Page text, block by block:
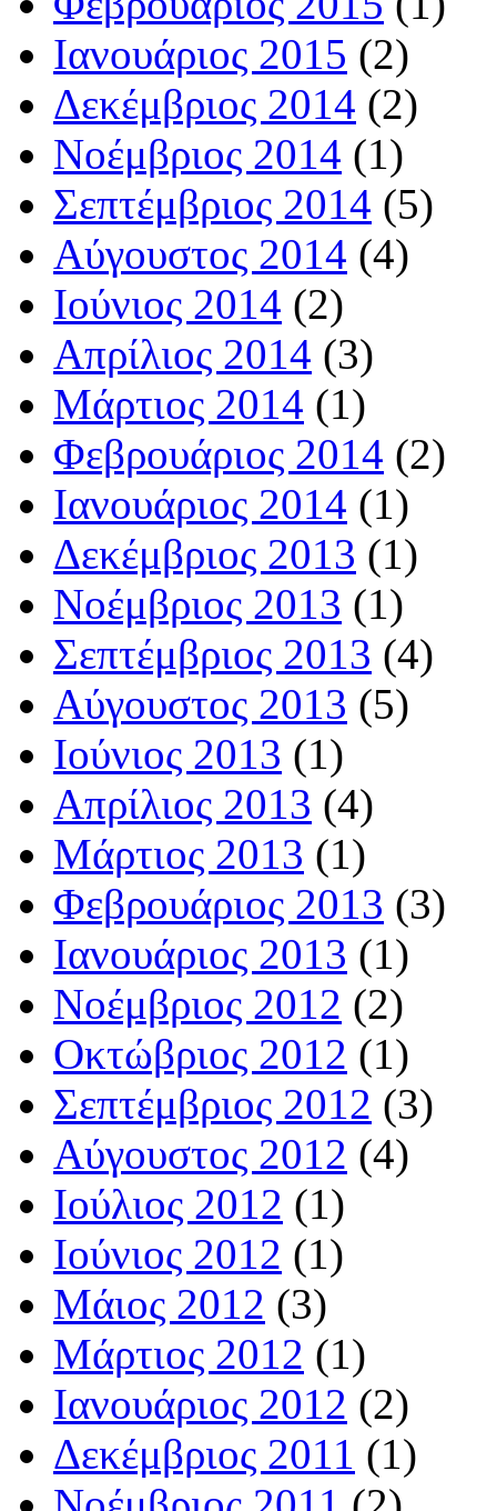
Ιανουάριος 2015 (2)
Δεκέμβριος 2014 (2)
Νοέμβριος 2014 (1)
Σεπτέμβριος 2014 (5)
Αύγουστος 2014 (4)
Ιούνιος 2014 (2)
Απρίλιος 2014 (3)
Μάρτιος 2014 (1)
Φεβρουάριος 2014 (2)
Ιανουάριος 2014 (1)
Δεκέμβριος 2013 (1)
Νοέμβριος 2013 (1)
Σεπτέμβριος 2013 (4)
Αύγουστος 2013 (5)
Ιούνιος 2013 (1)
Απρίλιος 2013 (4)
Μάρτιος 2013 (1)
Φεβρουάριος 2013 (3)
Ιανουάριος 2013 (1)
Νοέμβριος 2012 (2)
Οκτώβριος 2012 (1)
Σεπτέμβριος 2012 (3)
Αύγουστος 2012 (4)
Ιούλιος 2012 (1)
Ιούνιος 2012 (1)
Μάιος 2012 (3)
Μάρτιος 2012 (1)
Ιανουάριος 2012 (2)
Δεκέμβριος 2011 (1)